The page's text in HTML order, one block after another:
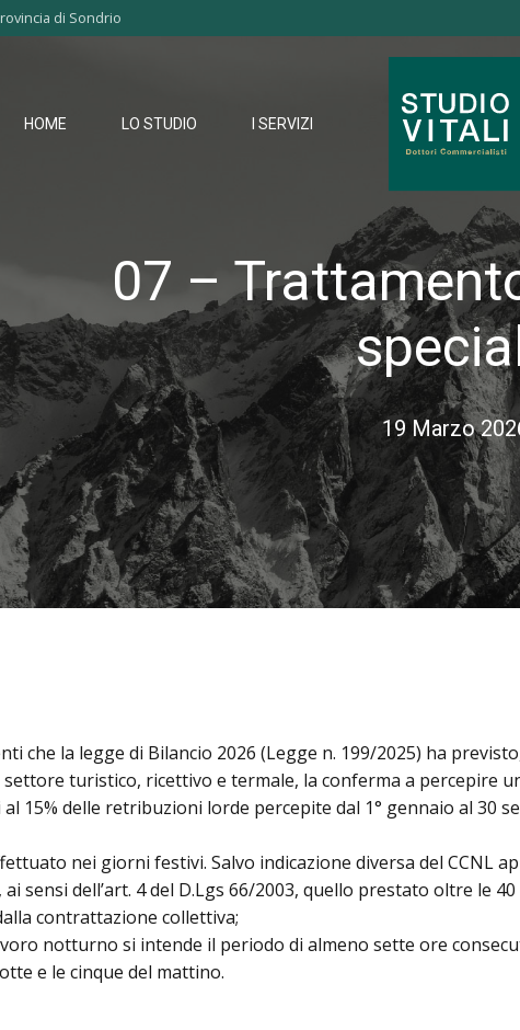
di Sondrio
HOME LO STUDIO I SERVIZI
07 –
19 Marzo
che la legge di Bilancio 2026 (Legge n. 199/2025) ha
turistico, ricettivo e termale, la conferma a percepire
15% delle retribuzioni lorde percepite dal 1° gennaio al 30
nei giorni festivi. Salvo indicazione diversa del CCNL
sensi dell’art. 4 del D.Lgs 66/2003, quello prestato oltre le
contrattazione collettiva;
notturno si intende il periodo di almeno sette ore
e le cinque del mattino.